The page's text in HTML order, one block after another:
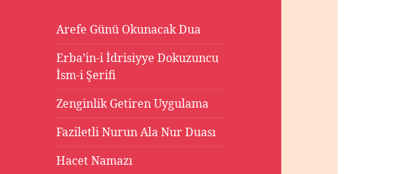
Arefe Günü Okunacak Dua
Erba’in-i İdrisiyye Dokuzuncu
İsm-i Şerifi
Zenginlik Getiren Uygulama
Faziletli Nurun Ala Nur Duası
Hacet Namazı